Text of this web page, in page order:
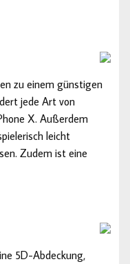
zu einem günstigen
jede Art von
X. Außerdem
leicht
Zudem ist eine
5D-Abdeckung,